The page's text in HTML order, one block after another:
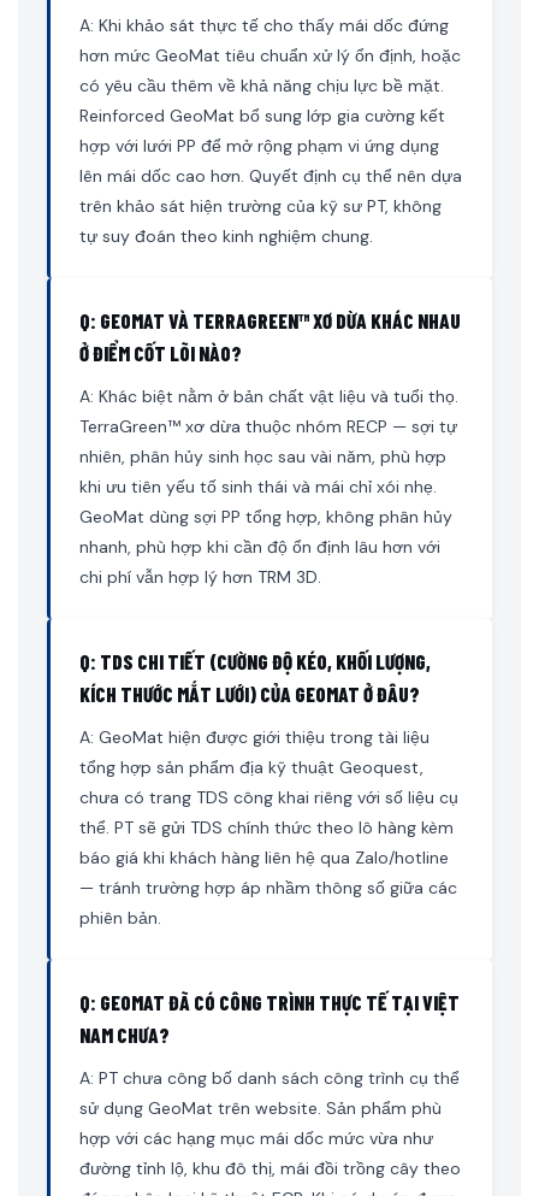
A: Khi khảo sát thực tế cho thấy mái dốc đứng
hơn mức GeoMat tiêu chuẩn xử lý ổn định, hoặc
có yêu cầu thêm về khả năng chịu lực bề mặt.
Reinforced GeoMat bổ sung lớp gia cường kết
hợp với lưới PP để mở rộng phạm vi ứng dụng
lên mái dốc cao hơn. Quyết định cụ thể nên dựa
trên khảo sát hiện trường của kỹ sư PT, không
tự suy đoán theo kinh nghiệm chung.
Q: GEOMAT VÀ TERRAGREEN™ XƠ DỪA KHÁC NHAU
Ở ĐIỂM CỐT LÕI NÀO?
A: Khác biệt nằm ở bản chất vật liệu và tuổi thọ.
TerraGreen™ xơ dừa thuộc nhóm RECP — sợi tự
nhiên, phân hủy sinh học sau vài năm, phù hợp
khi ưu tiên yếu tố sinh thái và mái chỉ xói nhẹ.
GeoMat dùng sợi PP tổng hợp, không phân hủy
nhanh, phù hợp khi cần độ ổn định lâu hơn với
chi phí vẫn hợp lý hơn TRM 3D.
Q: TDS CHI TIẾT (CƯỜNG ĐỘ KÉO, KHỐI LƯỢNG,
KÍCH THƯỚC MẮT LƯỚI) CỦA GEOMAT Ở ĐÂU?
A: GeoMat hiện được giới thiệu trong tài liệu
tổng hợp sản phẩm địa kỹ thuật Geoquest,
chưa có trang TDS công khai riêng với số liệu cụ
thể. PT sẽ gửi TDS chính thức theo lô hàng kèm
báo giá khi khách hàng liên hệ qua Zalo/hotline
— tránh trường hợp áp nhầm thông số giữa các
phiên bản.
Q: GEOMAT ĐÃ CÓ CÔNG TRÌNH THỰC TẾ TẠI VIỆT
NAM CHƯA?
A: PT chưa công bố danh sách công trình cụ thể
sử dụng GeoMat trên website. Sản phẩm phù
hợp với các hạng mục mái dốc mức vừa như
đường tỉnh lộ, khu đô thị, mái đồi trồng cây theo